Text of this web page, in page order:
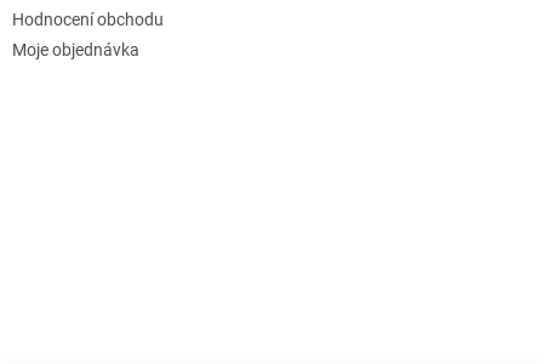
Hodnocení obchodu
Moje objednávka